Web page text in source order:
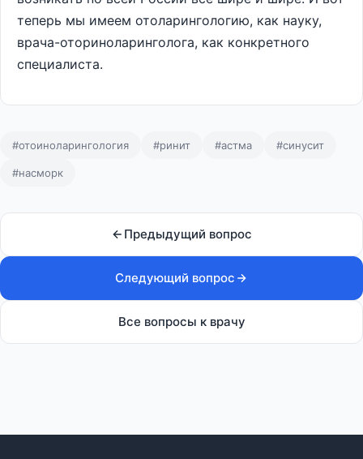
теперь мы имеем отоларингологию, как науку,
врача-оториноларинголога, как конкретного
специалиста.
#отоиноларингология #ринит #астма #синусит
#насморк
Предыдущий вопрос
Следующий вопрос
Все вопросы к врачу